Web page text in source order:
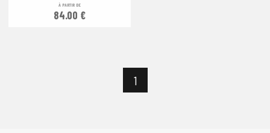
À PARTIR DE
84.00 €
1